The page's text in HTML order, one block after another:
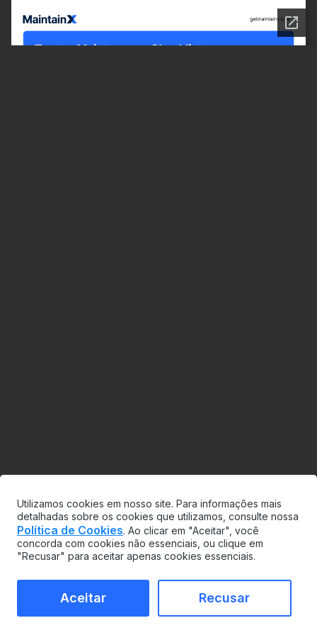
Utilizamos cookies em nosso site. Para informações mais
detalhadas sobre os cookies que utilizamos, consulte nossa
Política de Cookies. Ao clicar em "Aceitar", você
concorda com cookies não essenciais, ou clique em
"Recusar" para aceitar apenas cookies essenciais.
Aceitar Recusar